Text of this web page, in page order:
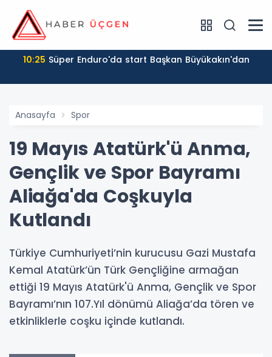
10:25 Süper Enduro'da start Başkan Büyükakın'dan
Anasayfa Spor
19 Mayıs Atatürk'ü Anma,
Gençlik ve Spor Bayramı
Aliağa'da Coşkuyla
Kutlandı
Türkiye Cumhuriyeti’nin kurucusu Gazi Mustafa
Kemal Atatürk’ün Türk Gençliğine armağan
ettiği 19 Mayıs Atatürk'ü Anma, Gençlik ve Spor
Bayramı’nın 107.Yıl dönümü Aliağa’da tören ve
etkinliklerle coşku içinde kutlandı.